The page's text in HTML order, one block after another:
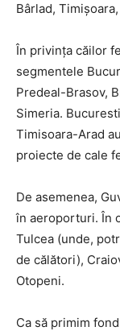
Bârlad,
În privinţa căilor
segmentele
Predeal-Brasov,
Simeria.
Timisoara-Arad
proiecte de cale
De asemenea,
în aeroporturi. În
Tulcea (unde,
de călători),
Otopeni.
Ca să primim